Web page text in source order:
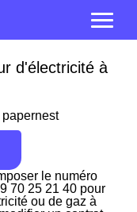
d'électricité à
le numéro
70 25 21 40 pour
ou de gaz à